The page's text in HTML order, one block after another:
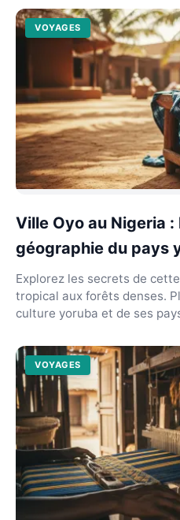
VOYAGES
Ville Oyo au Nigeria
géographie du pays
Explorez les secrets de
tropical aux forêts denses.
culture yoruba et de ses
VOYAGES